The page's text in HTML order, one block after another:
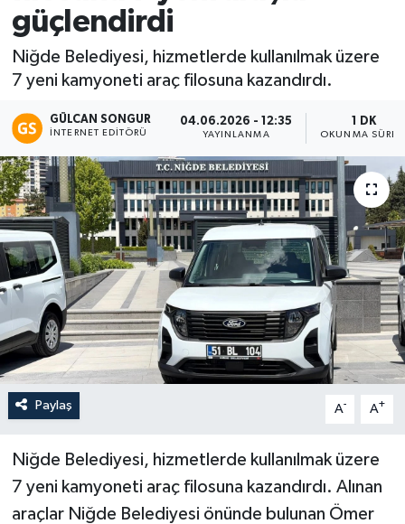
güçlendirdi
Niğde Belediyesi, hizmetlerde kullanılmak üzere
7 yeni kamyoneti araç filosuna kazandırdı.
GÜLCAN SONGUR
İNTERNET EDITÖRÜ
04.06.2026 - 12:35
YAYINLANMA
1 DK
OKUNMA
Paylaş A- A+
Niğde Belediyesi, hizmetlerde kullanılmak üzere
7 yeni kamyoneti araç filosuna kazandırdı. Alınan
araçlar Niğde Belediyesi önünde bulunan Ömer
Siyaset
Eğitim
Teknoloji
Asayiş
Resmi İlan